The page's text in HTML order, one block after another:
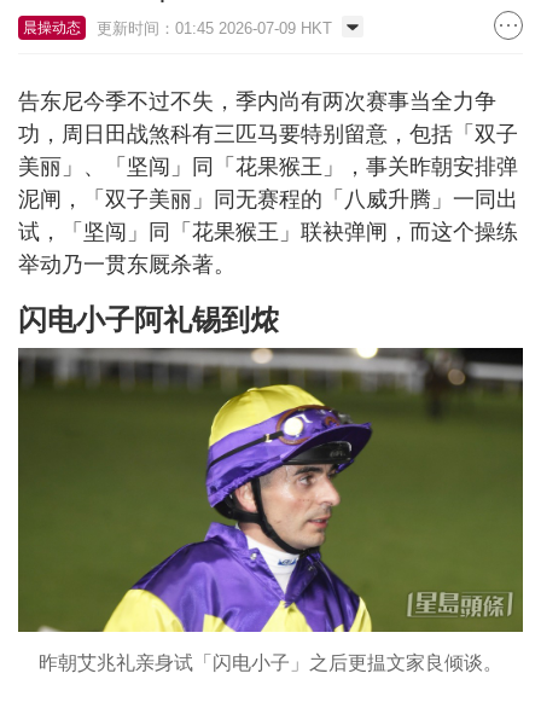
晨操动态 更新时间：01:45 2026-07-09 HKT
告东尼今季不过不失，季内尚有两次赛事当全力争
功，周日田战煞科有三匹马要特别留意，包括「双子
美丽」、「坚闯」同「花果猴王」，事关昨朝安排弹
泥闸，「双子美丽」同无赛程的「八威升腾」一同出
试，「坚闯」同「花果猴王」联袂弹闸，而这个操练
举动乃一贯东厩杀著。
闪电小子阿礼锡到㶶
昨朝艾兆礼亲身试「闪电小子」之后更揾文家良倾谈。